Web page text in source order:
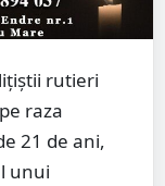
rutieri
raza
21 de ani,
unui